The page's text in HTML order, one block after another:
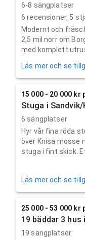
6-8 sängplatser
6 recensioner, 5
Modernt och
2,5 mil norr om
med komplett
Läs mer och se
15 000 - 20 000 kr
Stuga i
6 sängplatser
Hyr vår fina röda
över Knisa mosse
stuga i fint skick.
Läs mer och se
25 000 - 53 000 kr
19 bäddar 3
19 sängplatser